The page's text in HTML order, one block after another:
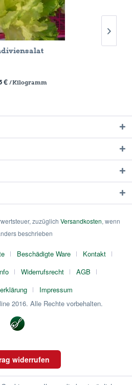
€ / Kilogramm
zuzüglich Versandkosten, wenn
beschrieben
Beschädigte Ware
Kontakt
Widerrufsrecht
AGB
Impressum
2016. Alle Rechte vorbehalten.
widerrufen